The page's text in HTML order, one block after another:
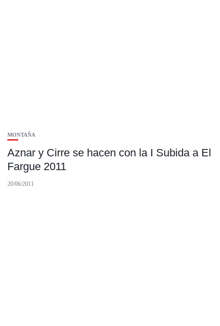
MONTAÑA
Aznar y Cirre se hacen con la I Subida a El
Fargue 2011
20/06/2011